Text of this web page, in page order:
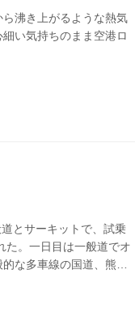
沸き上がるような熱気
い気持ちのまま空港ロ
とサーキットで、試乗
た。一日目は一般道でオ
な多車線の国道、熊本